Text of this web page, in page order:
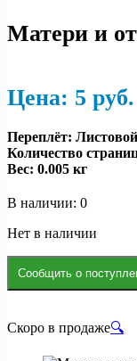
Скоро в продаже🔍
Матери и
Цена: 5 руб.
Переплёт: Листовой
Количество
Вес: 0.005 кг
В наличии: 0
Нет в наличии
Сообщить о